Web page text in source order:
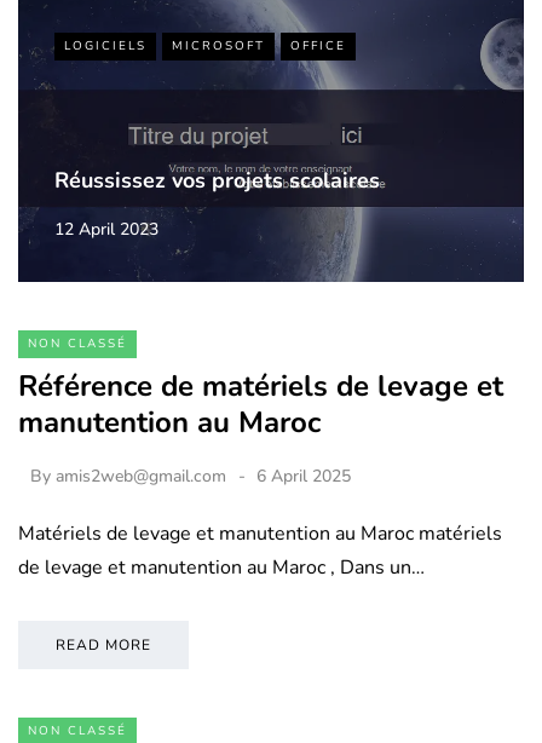
LOGICIELS MICROSOFT OFFICE
Réussissez vos projets scolaires
12 April 2023
NON CLASSÉ
Référence de matériels de levage et
manutention au Maroc
By amis2web@gmail.com 6 April 2025
Matériels de levage et manutention au Maroc matériels
de levage et manutention au Maroc , Dans un…
READ MORE
NON CLASSÉ